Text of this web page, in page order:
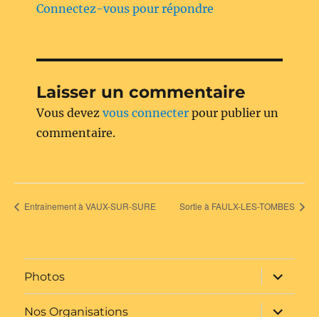
Connectez-vous pour répondre
Laisser un commentaire
Vous devezvous connecter pour publier un
commentaire.
Entraînement à VAUX-SUR-SURE Sortie à FAULX-LES-TOMBES
Photos
ouvrir
le
sous-
menu
Nos Organisations
ouvrir